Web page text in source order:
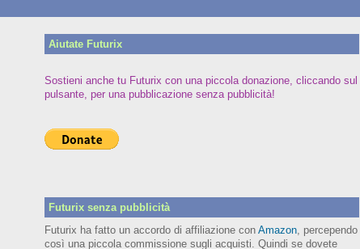
Aiutate Futurix
Sostieni anche tu Futurix con una piccola donazione, cliccando sul
pulsante, per una pubblicazione senza pubblicità!
Futurix senza pubblicità
Futurix ha fatto un accordo di affiliazione con Amazon, percependo
così una piccola commissione sugli acquisti. Quindi se dovete